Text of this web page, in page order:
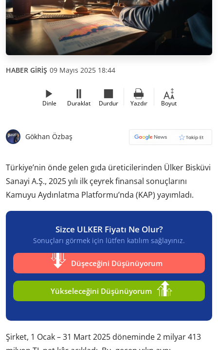
HABER GİRİŞ 09 Mayıs 2025 18:44
Dinle Duraklat Durdur Yazdır Boyut
Gökhan Özbaş
Türkiye’nin önde gelen gıda üreticilerinden Ülker Bisküvi
Sanayi A.Ş., 2025 yılı ilk çeyrek finansal sonuçlarını
Kamuyu Aydınlatma Platformu’nda (KAP) yayımladı.
Sizce ULKER Fiyatı Ne Olur?
Sonuçları görmek için lütfen katılım sağlayınız.
Düşeceğini Düşünüyorum
Yükseleceğini Düşünüyorum
Şirket, 1 Ocak – 31 Mart 2025 döneminde 2 milyar 413